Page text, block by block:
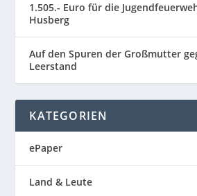
1.505.- Euro für die
Husberg
Auf den Spuren der Großmutter
Leerstand
KATEGORIEN
ePaper
Land & Leute